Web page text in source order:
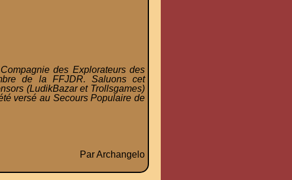
des Explorateurs des
de la FFJDR. Saluons cet
(LudikBazar et Trollsgames)
versé au Secours Populaire de
Par Archangelo